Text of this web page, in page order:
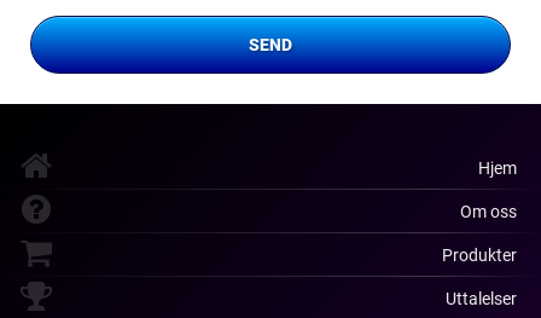
SEND
Hjem
Om oss
Produkter
Uttalelser